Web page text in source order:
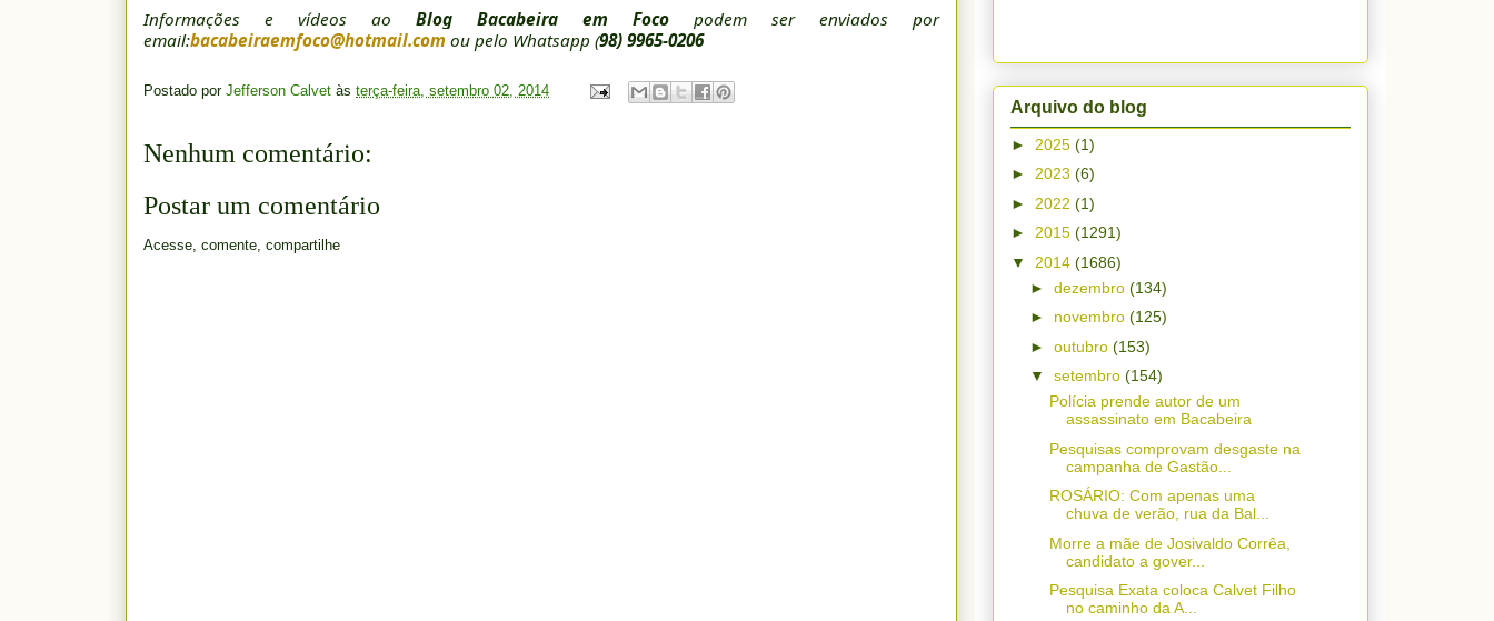
Informações e vídeos ao Blog Bacabeira em Foco podem ser enviados por
email:bacabeiraemfoco@hotmail.com ou pelo Whatsapp (98) 9965-0206
Postado por Jefferson Calvet às terça-feira, setembro 02, 2014
Nenhum comentário:
Postar um comentário
Acesse, comente, compartilhe
Arquivo do blog
► 2025 (1)
► 2023 (6)
► 2022 (1)
► 2015 (1291)
▼ 2014 (1686)
► dezembro (134)
► novembro (125)
► outubro (153)
▼ setembro (154)
Polícia prende autor de um
assassinato em Bacabeira
Pesquisas comprovam desgaste na
campanha de Gastão...
ROSÁRIO: Com apenas uma
chuva de verão, rua da Bal...
Morre a mãe de Josivaldo Corrêa,
candidato a gover...
Pesquisa Exata coloca Calvet Filho
no caminho da A...